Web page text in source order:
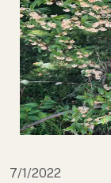
7/1/2022